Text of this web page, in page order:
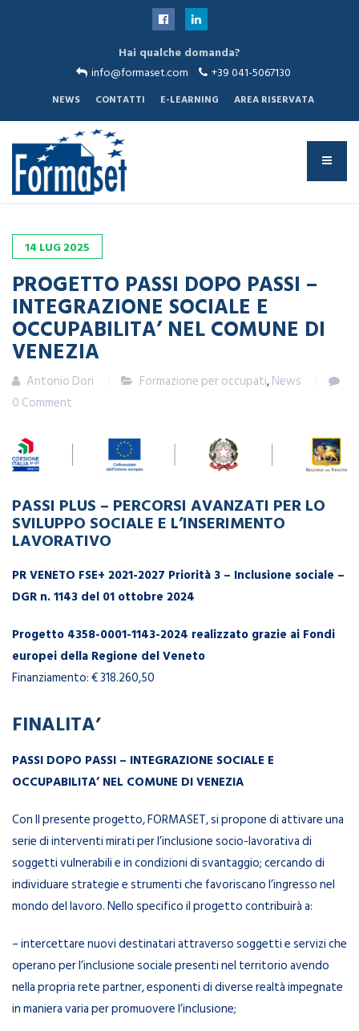
Hai qualche domanda?
info@formaset.com
+39 041-5067130
NEWS CONTATTI E-LEARNING AREA RISERVATA
Progetto PASSI DOPO PASSI – INTEGRAZIONE SOCIALE E
OCCUPABILITA’ NEL COMUNE DI VENEZIA
14 LUG2025
PROGETTO PASSI DOPO PASSI –
INTEGRAZIONE SOCIALE E
OCCUPABILITA’ NEL COMUNE DI
VENEZIA
Antonio Dori Formazione per occupati,News
0 Comment
PASSI PLUS – PERCORSI AVANZATI PER LO
SVILUPPO SOCIALE E L’INSERIMENTO
LAVORATIVO
PR VENETO FSE+ 2021-2027 Priorità 3 – Inclusione sociale –
DGR n. 1143 del 01 ottobre 2024
Progetto 4358-0001-1143-2024 realizzato grazie ai Fondi
europei della Regione del Veneto
Finanziamento: € 318.260,50
FINALITA’
PASSI DOPO PASSI – INTEGRAZIONE SOCIALE E
OCCUPABILITA’ NEL COMUNE DI VENEZIA
Con Il presente progetto, FORMASET, si propone di attivare una
serie di interventi mirati per l’inclusione socio-lavorativa di
soggetti vulnerabili e in condizioni di svantaggio; cercando di
individuare strategie e strumenti che favoriscano l’ingresso nel
mondo del lavoro. Nello specifico il progetto contribuirà a:
– intercettare nuovi destinatari attraverso soggetti e servizi che
operano per l’inclusione sociale presenti nel territorio avendo
nella propria rete partner, esponenti di diverse realtà impegnate
in maniera varia per promuovere l’inclusione;